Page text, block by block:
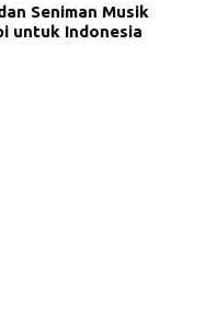
Seniman Musik
untuk Indonesia